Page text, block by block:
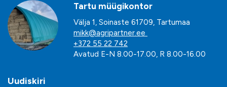
Tartu müügikontor
Välja 1, Soinaste 61709, Tartumaa
mikk@agripartner.ee
+372 55 22 742
Avatud E-N 8.00-17.00, R 8.00-16.00
Uudiskiri